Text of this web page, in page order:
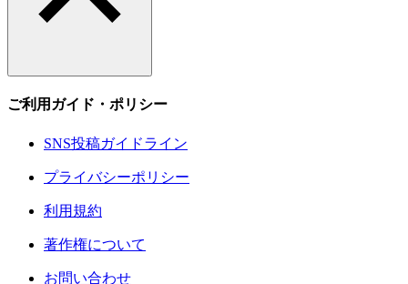
ご利用ガイド・ポリシー
SNS投稿ガイドライン
プライバシーポリシー
利用規約
著作権について
お問い合わせ